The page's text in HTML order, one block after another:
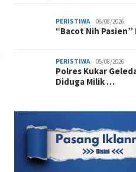
PERISTIWA 06/08/2026
“Bacot Nih
PERISTIWA 05/08/2026
Polres Kukar
Diduga Milik …